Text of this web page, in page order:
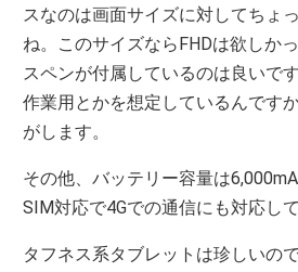
スなのは画面サイズに対してちょ
ね。このサイズならFHDは欲しか
スペンが付属しているのは良いで
作業用とかを想定しているんです
がします。
その他、バッテリー容量は
SIM対応で4Gでの通信にも対応して
タフネス系タブレットは珍しいの